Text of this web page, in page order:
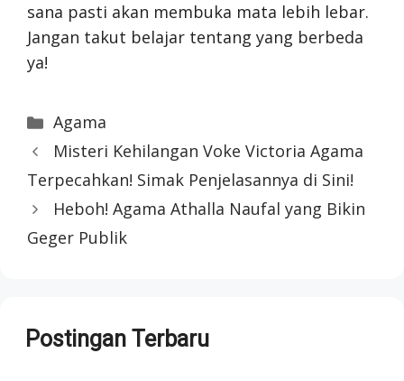
sana pasti akan membuka mata lebih lebar.
Jangan takut belajar tentang yang berbeda
ya!
Categories
Agama
Misteri Kehilangan Voke Victoria Agama
Terpecahkan! Simak Penjelasannya di Sini!
Heboh! Agama Athalla Naufal yang Bikin
Geger Publik
Postingan Terbaru